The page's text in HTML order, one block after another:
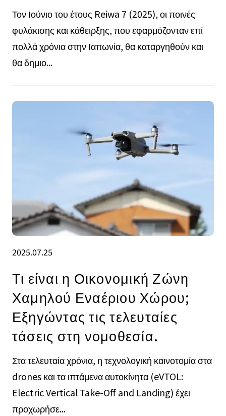
Τον Ιούνιο του έτους Reiwa 7 (2025), οι ποινές
φυλάκισης και κάθειρξης, που εφαρμόζονταν επί
πολλά χρόνια στην Ιαπωνία, θα καταργηθούν και
θα δημιο...
2025.07.25
Τι είναι η Οικονομική Ζώνη
Χαμηλού Εναέριου Χώρου;
Εξηγώντας τις τελευταίες
τάσεις στη νομοθεσία.
Στα τελευταία χρόνια, η τεχνολογική καινοτομία στα
drones και τα ιπτάμενα αυτοκίνητα (eVTOL:
Electric Vertical Take-Off and Landing) έχει
προχωρήσε...